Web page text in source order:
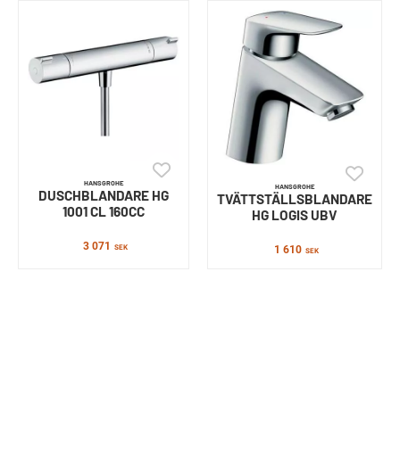
HANSGROHE
DUSCHBLANDARE HG
1001 CL 160CC
3 071 SEK
HANSGROHE
TVÄTTSTÄLLSBLANDARE
HG LOGIS UBV
1 610 SEK